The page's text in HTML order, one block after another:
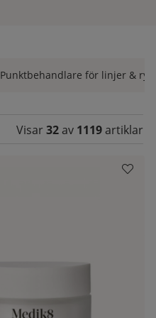
Punktbehandlare för linjer &
Visar 32av 1119artiklar